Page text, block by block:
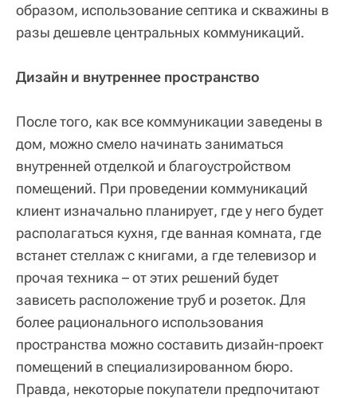
образом, использование септика и скважины в
разы дешевле центральных коммуникаций.
Дизайн и внутреннее пространство
После того, как все коммуникации заведены в
дом, можно смело начинать заниматься
внутренней отделкой и благоустройством
помещений. При проведении коммуникаций
клиент изначально планирует, где у него будет
располагаться кухня, где ванная комната, где
встанет стеллаж с книгами, а где телевизор и
прочая техника – от этих решений будет
зависеть расположение труб и розеток. Для
более рационального использования
пространства можно составить дизайн-проект
помещений в специализированном бюро.
Правда, некоторые покупатели предпочитают